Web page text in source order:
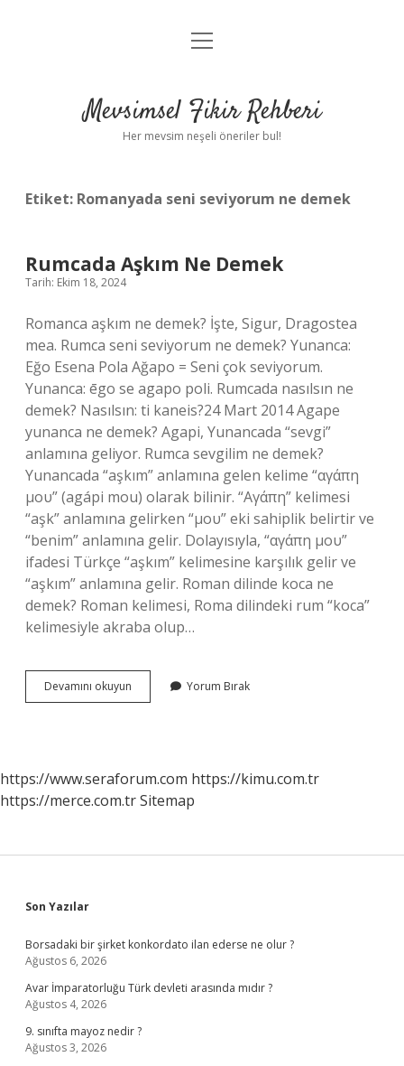
Anasayfa
Yasal Uyarı
menüyü
Mevsimsel Fikir Rehberi
Her mevsim neşeli öneriler bul!
Etiket: Romanyada seni seviyorum ne demek
Rumcada Aşkım Ne Demek
Tarih: Ekim 18, 2024
Romanca aşkım ne demek? İşte, Sigur, Dragostea
mea. Rumca seni seviyorum ne demek? Yunanca:
Eğo Esena Pola Ağapo = Seni çok seviyorum.
Yunanca: ēgo se agapo poli. Rumcada nasılsın ne
demek? Nasılsın: ti kaneis?24 Mart 2014 Agape
yunanca ne demek? Agapi, Yunancada “sevgi”
anlamına geliyor. Rumca sevgilim ne demek?
Yunancada “aşkım” anlamına gelen kelime “αγάπη
μου” (agápi mou) olarak bilinir. “Αγάπη” kelimesi
“aşk” anlamına gelirken “μου” eki sahiplik belirtir ve
“benim” anlamına gelir. Dolayısıyla, “αγάπη μου”
ifadesi Türkçe “aşkım” kelimesine karşılık gelir ve
“aşkım” anlamına gelir. Roman dilinde koca ne
demek? Roman kelimesi, Roma dilindeki rum “koca”
kelimesiyle akraba olup…
Devamını okuyun Rumcada
Aşkım
Yorum Bırak
https://www.seraforum.com https://kimu.com.tr
https://merce.com.trSitemap
Sidebar
Son Yazılar
Borsadaki bir şirket konkordato ilan ederse ne olur ?
Ağustos 6, 2026
Avar İmparatorluğu Türk devleti arasında mıdır ?
Ağustos 4, 2026
9. sınıfta mayoz nedir ?
Ağustos 3, 2026